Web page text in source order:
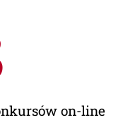
on-line